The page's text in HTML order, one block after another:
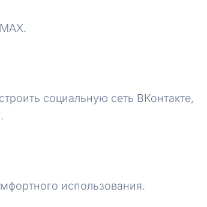
социальную сеть ВКонтакте,
использования.